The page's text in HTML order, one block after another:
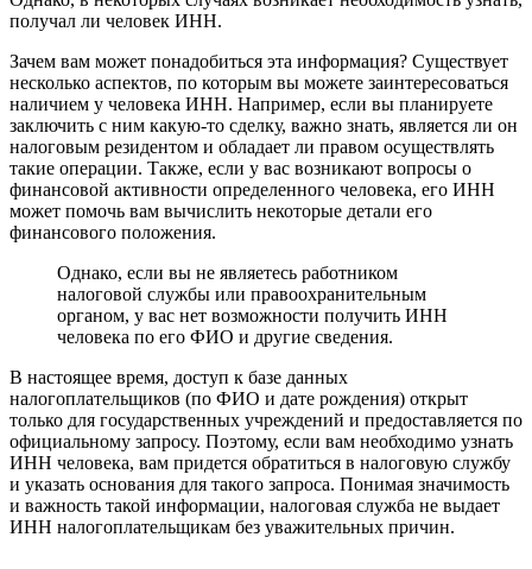
получал ли человек ИНН.
Зачем вам может понадобиться эта информация? Существует
несколько аспектов, по которым вы можете заинтересоваться
наличием у человека ИНН. Например, если вы планируете
заключить с ним какую-то сделку, важно знать, является ли он
налоговым резидентом и обладает ли правом осуществлять
такие операции. Также, если у вас возникают вопросы о
финансовой активности определенного человека, его ИНН
может помочь вам вычислить некоторые детали его
финансового положения.
Однако, если вы не являетесь работником
налоговой службы или правоохранительным
органом, у вас нет возможности получить ИНН
человека по его ФИО и другие сведения.
В настоящее время, доступ к базе данных
налогоплательщиков (по ФИО и дате рождения) открыт
только для государственных учреждений и предоставляется по
официальному запросу. Поэтому, если вам необходимо узнать
ИНН человека, вам придется обратиться в налоговую службу
и указать основания для такого запроса. Понимая значимость
и важность такой информации, налоговая служба не выдает
ИНН налогоплательщикам без уважительных причин.